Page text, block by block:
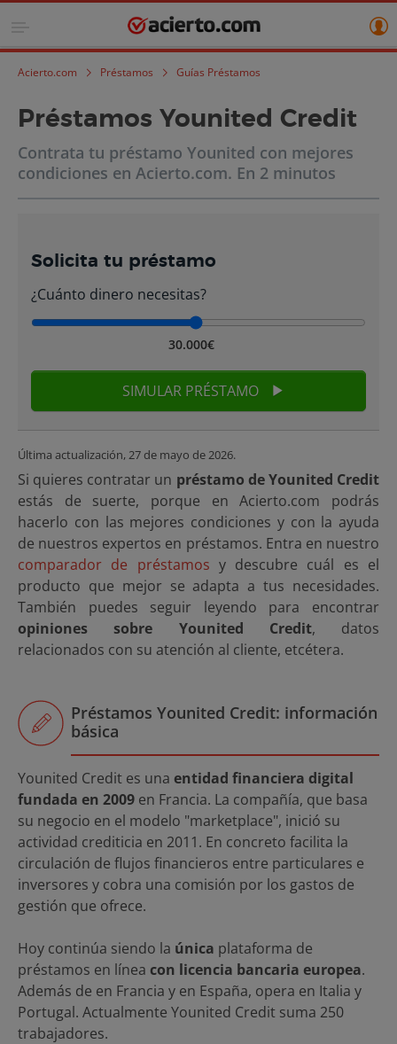
Acierto.com Préstamos Guías Préstamos
Préstamos Younited Credit
Contrata tu préstamo Younited con mejores
condiciones en Acierto.com. En 2 minutos
Solicita tu préstamo
¿Cuánto dinero necesitas?
30.000€
SIMULAR PRÉSTAMO
Última actualización, 27 de mayo de 2026.
Si quieres contratar un préstamo de Younited Credit
estás de suerte, porque en Acierto.com podrás
hacerlo con las mejores condiciones y con la ayuda
de nuestros expertos en préstamos. Entra en nuestro
comparador de préstamos y descubre cuál es el
producto que mejor se adapta a tus necesidades.
También puedes seguir leyendo para encontrar
opiniones sobre Younited Credit, datos
relacionados con su atención al cliente, etcétera.
Préstamos Younited Credit: información
básica
Younited Credit es una entidad financiera digital
fundada en 2009 en Francia. La compañía, que basa
su negocio en el modelo "marketplace", inició su
actividad crediticia en 2011. En concreto facilita la
circulación de flujos financieros entre particulares e
inversores y cobra una comisión por los gastos de
gestión que ofrece.
Hoy continúa siendo la única plataforma de
préstamos en línea con licencia bancaria europea.
Además de en Francia y en España, opera en Italia y
Portugal. Actualmente Younited Credit suma 250
trabajadores.